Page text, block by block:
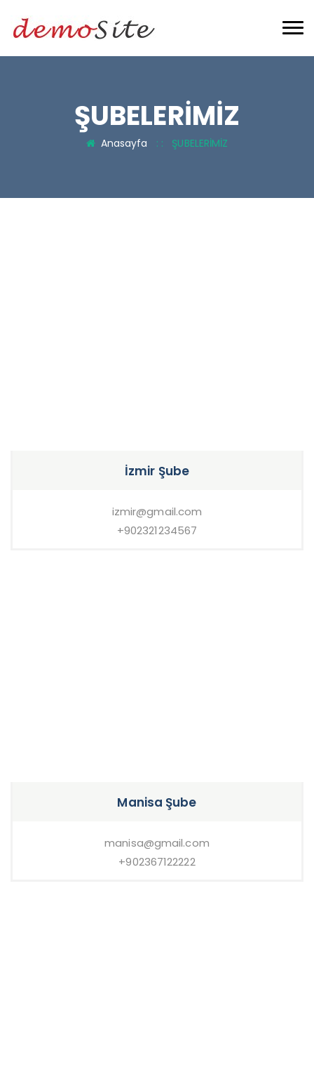
ŞUBELERİMİZ
Anasayfa : : ŞUBELERİMİZ
İzmir Şube
izmir@gmail.com
+902321234567
Manisa Şube
manisa@gmail.com
+902367122222